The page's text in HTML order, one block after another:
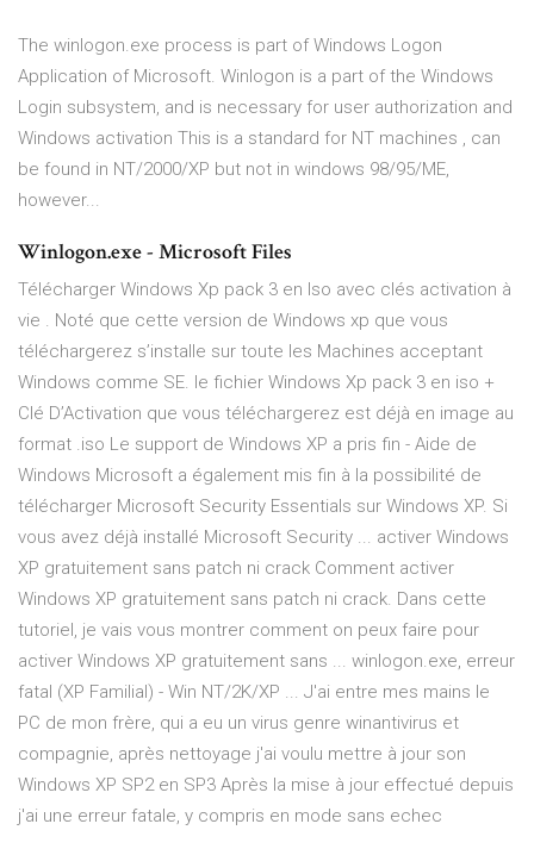
The winlogon.exe process is part of Windows Logon
Application of Microsoft. Winlogon is a part of the Windows
Login subsystem, and is necessary for user authorization and
Windows activation This is a standard for NT machines , can
be found in NT/2000/XP but not in windows 98/95/ME,
however...
Winlogon.exe - Microsoft Files
Télécharger Windows Xp pack 3 en Iso avec clés activation à
vie . Noté que cette version de Windows xp que vous
téléchargerez s’installe sur toute les Machines acceptant
Windows comme SE. le fichier Windows Xp pack 3 en iso +
Clé D’Activation que vous téléchargerez est déjà en image au
format .iso Le support de Windows XP a pris fin - Aide de
Windows Microsoft a également mis fin à la possibilité de
télécharger Microsoft Security Essentials sur Windows XP. Si
vous avez déjà installé Microsoft Security ... activer Windows
XP gratuitement sans patch ni crack Comment activer
Windows XP gratuitement sans patch ni crack. Dans cette
tutoriel, je vais vous montrer comment on peux faire pour
activer Windows XP gratuitement sans ... winlogon.exe, erreur
fatal (XP Familial) - Win NT/2K/XP ... J'ai entre mes mains le
PC de mon frère, qui a eu un virus genre winantivirus et
compagnie, après nettoyage j'ai voulu mettre à jour son
Windows XP SP2 en SP3 Après la mise à jour effectué depuis
j'ai une erreur fatale, y compris en mode sans echec